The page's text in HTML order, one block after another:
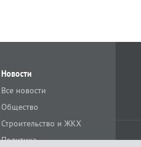
Новости
Все новости
Общество
Строительство и ЖКХ
Политика